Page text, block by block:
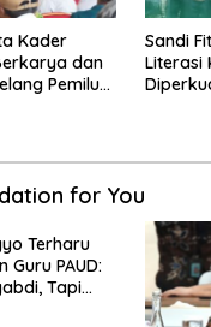
Kader
dan
Pemilu
Sandi
Literasi
for You
Terharu
Guru PAUD:
Tapi